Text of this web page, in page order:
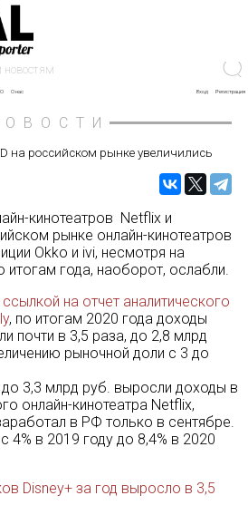
О нас Вход Регистрация
на российском рынке увеличились
кинотеатров Netflix и
рынке онлайн-кинотеатров
Okko и ivi, несмотря на
итогам года, наоборот, ослабли.
на отчет аналитического
, по итогам 2020 года доходы
почти в 3,5 раза, до 2,8 млрд
рыночной доли с 3 до
до 3,3 млрд руб. выросли доходы в
онлайн-кинотеатра Netflix,
в РФ только в сентябре.
4% в 2019 году до 8,4% в 2020
Disney+ за год выросло в 3,5